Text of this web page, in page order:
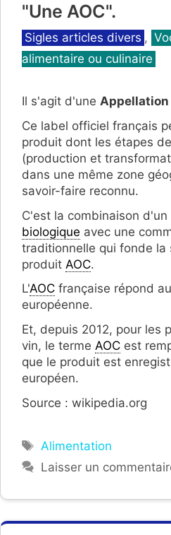
"Une AOC".
Catégories
Sigles articles divers ,
alimentaire ou culinaire
Il s'agit d'une
Ce label officiel français
produit dont les étapes
(production et
dans une même zone
savoir-faire reconnu.
C'est la combinaison
biologique avec une
traditionnelle qui fonde la
produit AOC.
L'AOC française répond
européenne.
Et, depuis 2012, pour les
vin, le terme AOC est
que le produit est
européen.
Source : wikipedia.org
Étiquettes
Alimentation
Laisser un